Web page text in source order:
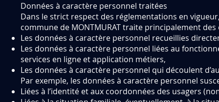
Données à caractère personnel traitées
Dans le strict respect des réglementations en
commune de MONTMURAT traite principalement
Les données à caractère personnel recueillies
Les données à caractère personnel liées au
services en ligne et application métiers,
Les données à caractère personnel qui découlent
Par exemple, les données à caractère personnel
Liées à l’identité et aux coordonnées des usagers